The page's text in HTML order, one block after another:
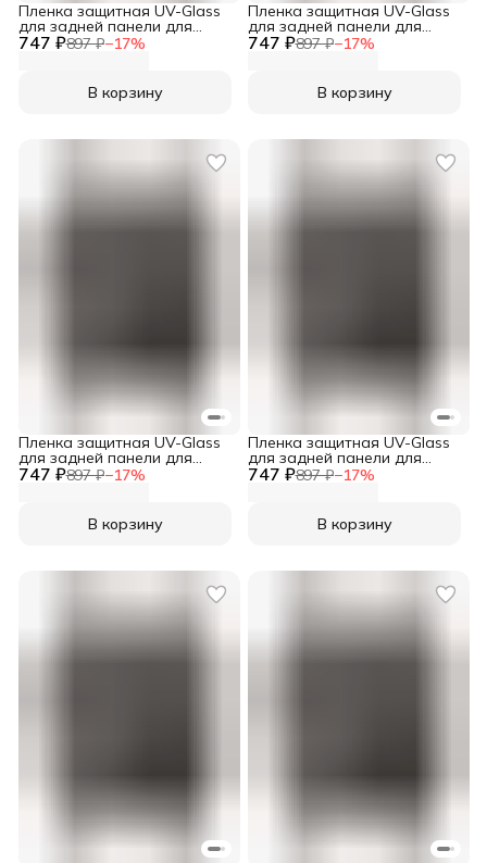
747 ₽897 ₽−17%
Пленка защитная UV-Glass
для задней панели для
Sony Xperia 10 VII
В корзину
747 ₽897 ₽−17%
Пленка защитная UV-Glass
для задней панели для
Sony Xperia 10 VI
В корзину
747 ₽897 ₽−17%
Пленка защитная UV-Glass
для задней панели для
Sony Xperia 10 V
В корзину
747 ₽897 ₽−17%
Пленка защитная UV-Glass
для задней панели для
Sony Xperia 10 IV
В корзину